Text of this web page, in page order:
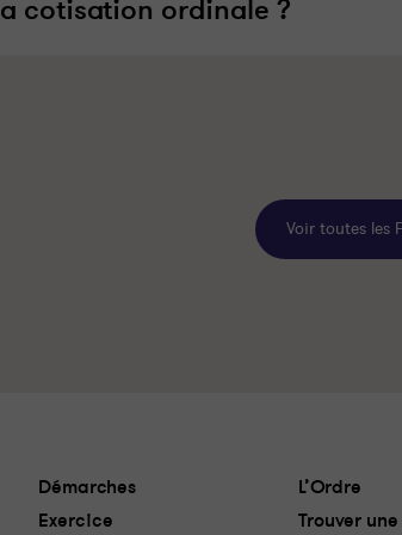
cotisation ordinale ?
Voir toutes les
Démarches
Exercice
L’Ordre
Trouver